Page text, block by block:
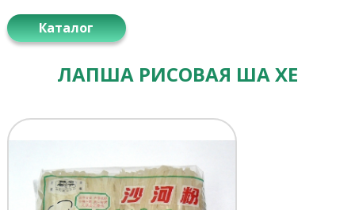
Каталог
ЛАПША РИСОВАЯ ША ХЕ